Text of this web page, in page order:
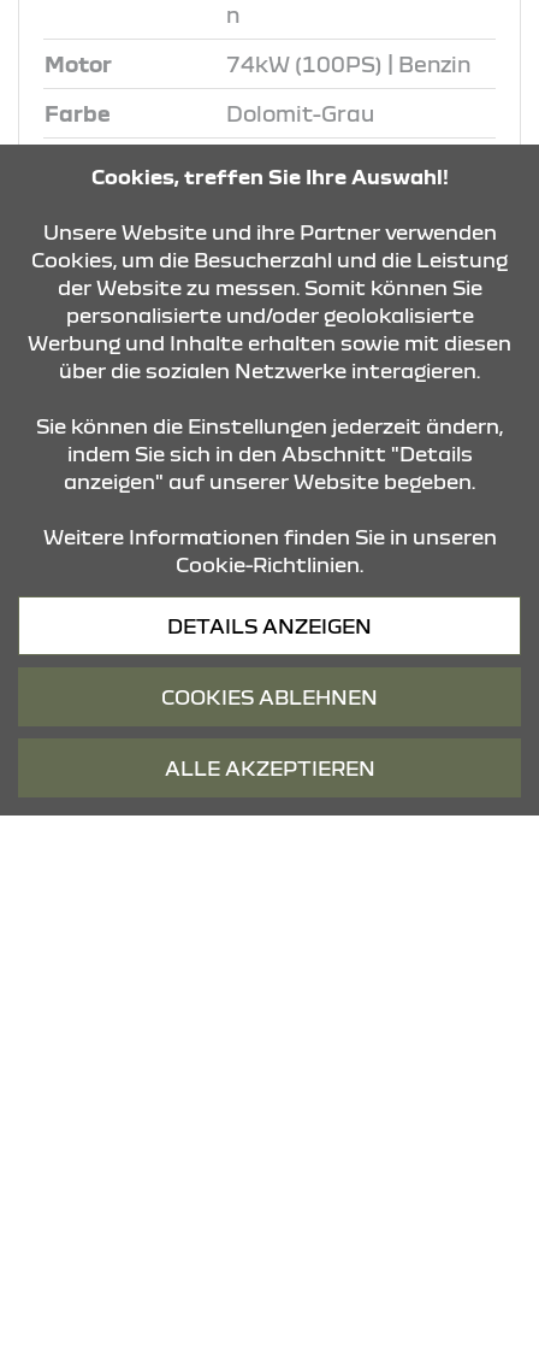
n
Motor 74kW (100PS) | Benzin
Farbe Dolomit-Grau
Klimaanlage, u.v.m.
ANFRAGE
DETAILS
WIE KÖNNEN WIR IHNEN
HELFEN?
PROBEFAHRT
ANGEBOTS-ANFRAGE
SERVICEANFRAGE
Cookies, treffen Sie Ihre Auswahl!
Unsere Website und ihre Partner verwenden
Cookies, um die Besucherzahl und die Leistung
der Website zu messen. Somit können Sie
personalisierte und/oder geolokalisierte
Werbung und Inhalte erhalten sowie mit diesen
über die sozialen Netzwerke interagieren.
Sie können die Einstellungen jederzeit ändern,
indem Sie sich in den Abschnitt "Details
anzeigen" auf unserer Website begeben.
Weitere Informationen finden Sie in unseren
Cookie-Richtlinien.
DETAILS ANZEIGEN
COOKIES ABLEHNEN
ALLE AKZEPTIEREN